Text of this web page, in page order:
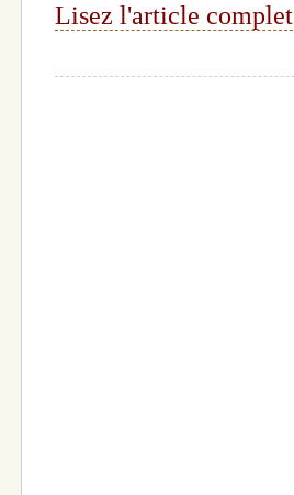
Lisez l'article complet